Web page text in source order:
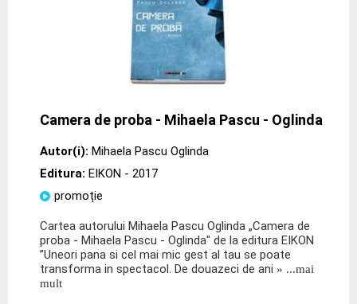
Camera de proba - Mihaela Pascu - Oglinda
Autor(i): Mihaela Pascu Oglinda
Editura: EIKON - 2017
promoție
Cartea autorului Mihaela Pascu Oglinda „Camera de
proba - Mihaela Pascu - Oglinda" de la editura EIKON
”Uneori pana si cel mai mic gest al tau se poate
transforma in spectacol. De douazeci de ani » ...mai
mult